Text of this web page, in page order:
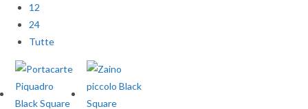
12
24
Tutte